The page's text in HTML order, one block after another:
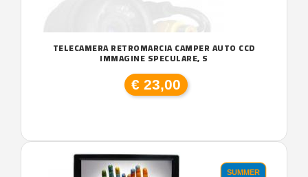
TELECAMERA RETROMARCIA CAMPER AUTO CCD
IMMAGINE SPECULARE, S
€ 23,00
SUMMER